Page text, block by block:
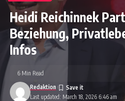
Heidi Reichinnek
Beziehung,
Infos
Last updated: March 18, 2026 6:46 am
Redaktion
6 Min Read